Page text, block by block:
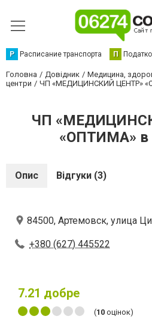
Р Расписание транспорта П
Головна Довідник Медицина,
центри
ЧП «МЕДИЦИНСКИЙ ЦЕНТР»
ЧП
«ОПТИМА» в
Опис Відгуки (3)
84500, Артемовск, улица
+380 (627) 445522
7.21 добре
(10 оцінок)